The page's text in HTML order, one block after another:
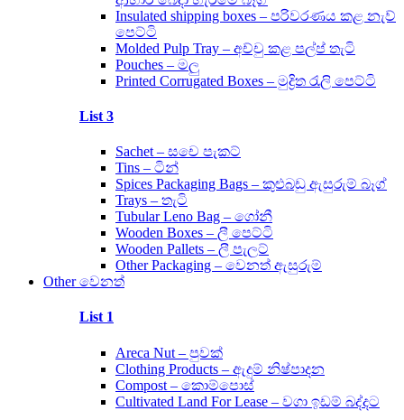
Insulated shipping boxes – පරිවරණය කළ නැව්
පෙට්ටි
Molded Pulp Tray – අච්චු කළ පල්ප් තැටි
Pouches – මලු
Printed Corrugated Boxes – මුද්‍රිත රැලි පෙට්ටි
List 3
Sachet – සචෙ පැකට්
Tins – ටින්
Spices Packaging Bags – කුළුබඩු ඇසුරුම් බෑග්
Trays – තැටි
Tubular Leno Bag – ගෝනී
Wooden Boxes – ලී පෙට්ටි
Wooden Pallets – ලී පැලට්
Other Packaging – වෙනත් ඇසුරුම්
Other වෙනත්
List 1
Areca Nut – පුවක්
Clothing Products – ඇදුම් නිෂ්පාදන
Compost – කොම්පොස්
Cultivated Land For Lease – වගා ඉඩම් බද්දට